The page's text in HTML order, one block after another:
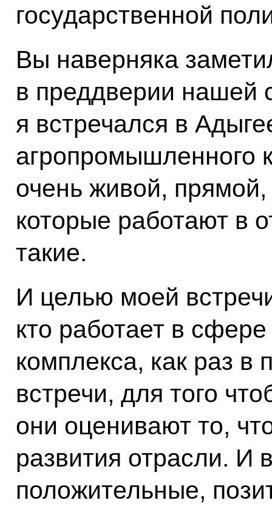
государственной
Вы наверняка
в преддверии нашей
я встречался в
агропромышленного
очень живой,
которые работают в
такие.
И целью моей
кто работает в
комплекса, как раз
встречи, для того
они оценивают то,
развития отрасли. И
положительные,